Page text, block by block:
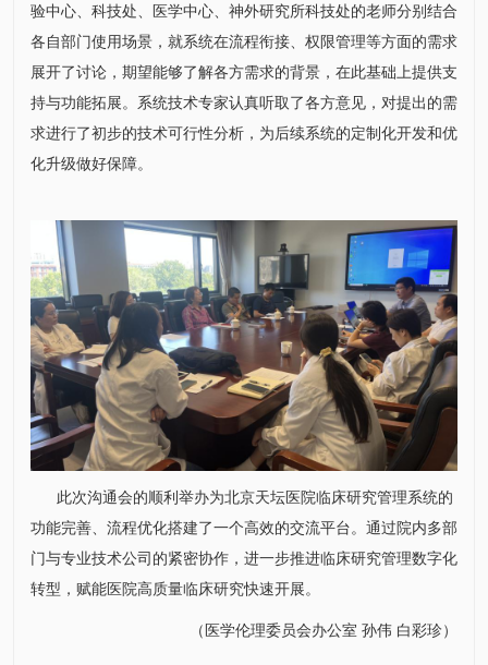
验中心、 科技处 、医学中心、神外研究所科技处的老师分别结合
各自部门使用场景，就系统在流程衔接、权限管理等方面的需求
展开了讨论，期望能够了解各方需求的背景，在此基础上提供支
持与功能拓展。系统技术专家认真听取了各方意见，对提出的需
求进行了初步的技术可行性分析，为后续系统的定制化开发和优
化升级做好保障。
此次沟通会的顺利举办为北京天坛医院临床研究管理系统的
功能完善、流程优化搭建了一个高效的交流平台。通过院内多部
门与专业技术公司的紧密协作，进一步推进临床研究管理数字化
转型，赋能医院高质量临床研究快速开展。
（医学伦理委员会办公室孙伟 白彩珍）